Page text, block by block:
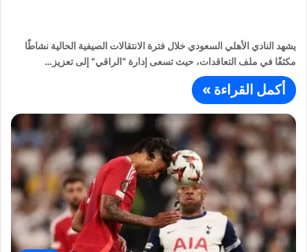
يشهد النادي الأهلي السعودي خلال فترة الانتقالات الصيفية الحالية نشاطًا
مكثفًا في ملف التعاقدات، حيث تسعى إدارة “الراقي” إلى تعزيز…
أكمل القراءة »